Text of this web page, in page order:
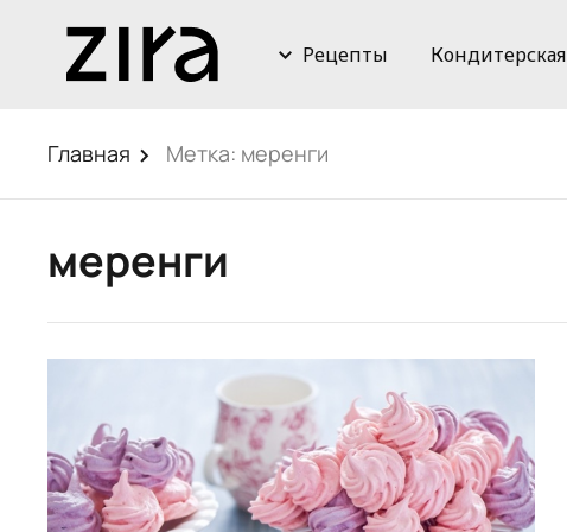
Рецепты Кондитерская
Главная Метка: меренги
меренги